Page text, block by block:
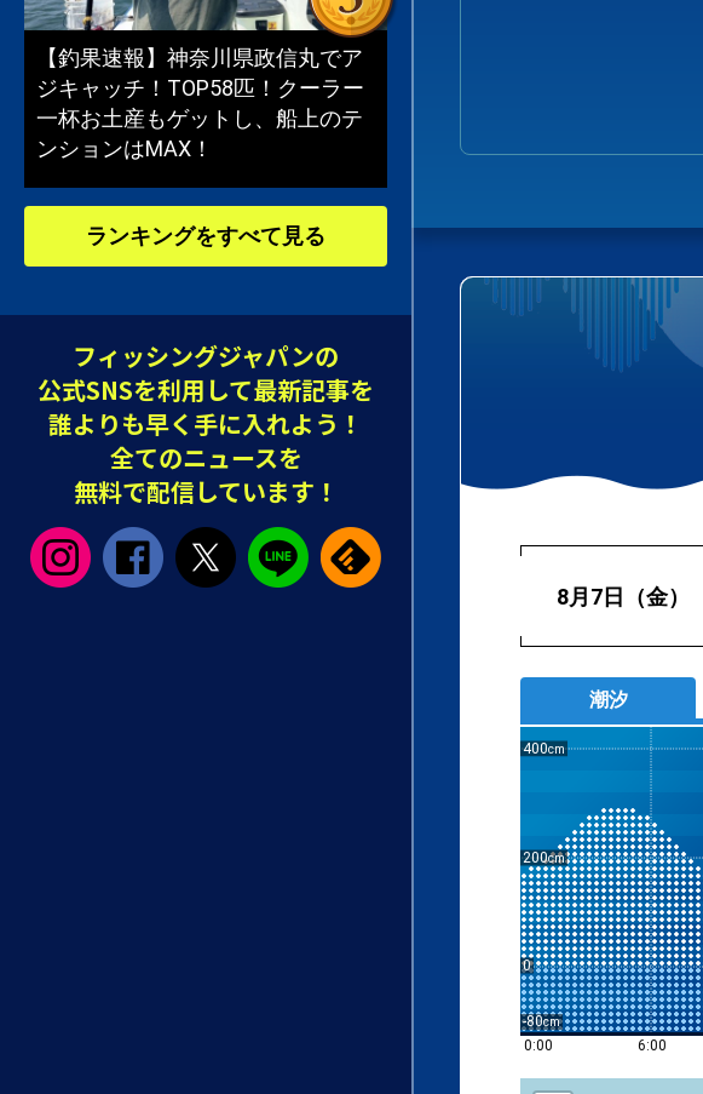
潮汐
400
200
0
-80
0:00
6:00
【釣果速報】神奈川県政信丸でア
ジキャッチ！TOP58匹！クーラー
一杯お土産もゲットし、船上のテ
ンションはMAX！
ランキングをすべて見る
フィッシングジャパンの
公式SNSを利用して最新記事を
誰よりも早く手に入れよう！
全てのニュースを
無料で配信しています！